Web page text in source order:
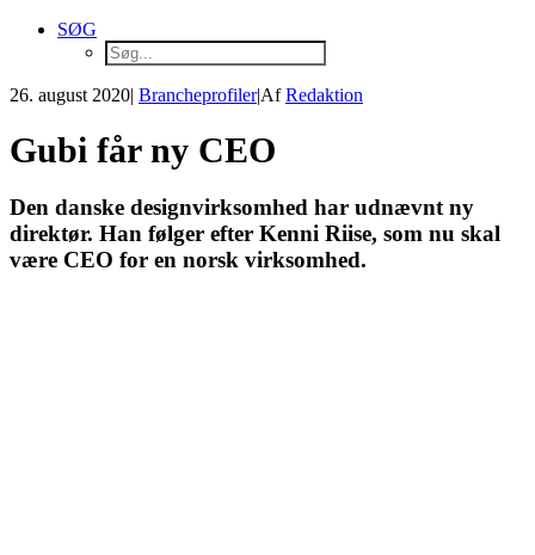
SØG
26. august 2020| Brancheprofiler|AfRedaktion
Gubi får ny CEO
Den danske designvirksomhed har udnævnt ny
direktør. Han følger efter Kenni Riise, som nu skal
være CEO for en norsk virksomhed.